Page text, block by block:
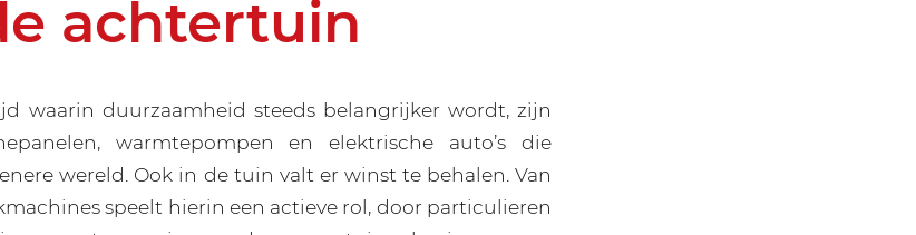
achtertuin
waarin duurzaamheid steeds belangrijker wordt, zijn
warmtepompen en elektrische auto’s die
wereld. Ook in de tuin valt er winst te behalen. Van
speelt hierin een actieve rol, door particulieren